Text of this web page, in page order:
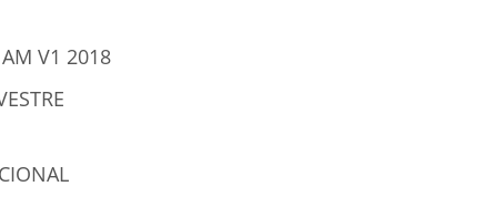
V1 2018